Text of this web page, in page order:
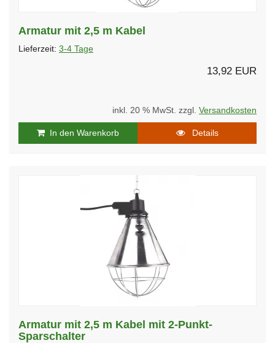
Armatur mit 2,5 m Kabel
Lieferzeit: 3-4 Tage
13,92 EUR
inkl. 20 % MwSt. zzgl. Versandkosten
In den Warenkorb Details
Armatur mit 2,5 m Kabel mit 2-Punkt-
Sparschalter